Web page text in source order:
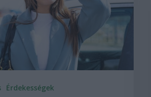
Érdekességek